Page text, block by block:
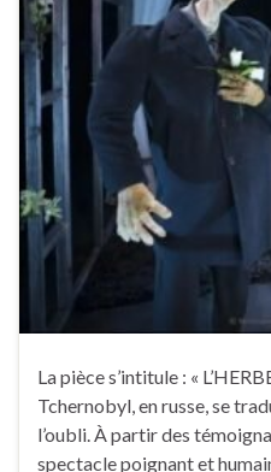
La pièce s’intitule : «
Tchernobyl, en russe, se
l’oubli. À partir des
spectacle poignant et